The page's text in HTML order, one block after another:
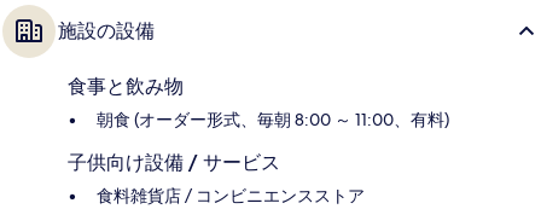
施設の設備
食事と飲み物
朝食 (オーダー形式、毎朝 8:00 ～ 11:00、有料)
子供向け設備 / サービス
食料雑貨店 / コンビニエンスストア